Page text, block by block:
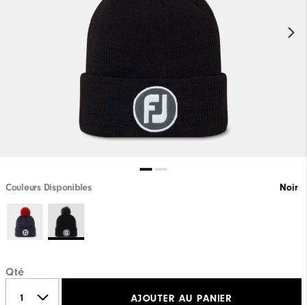
Couleurs Disponibles Noir
Qté
AJOUTER AU PANIER